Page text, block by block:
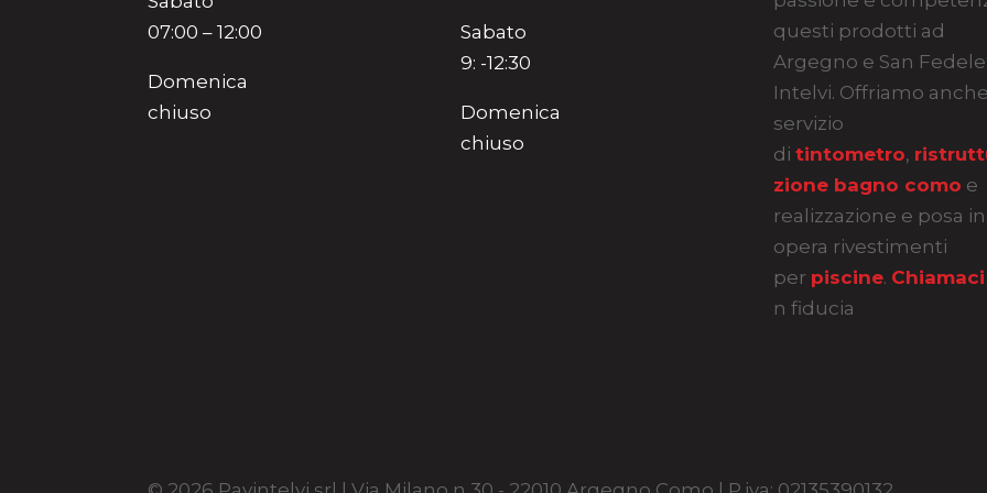
07:00 – 12:00
Domenica
chiuso
Sabato
9: -12:30
Domenica
chiuso
questi prodotti ad
Argegno e San
Intelvi. Offriamo anche
servizio
di tintometro,
zione bagno como e
realizzazione e posa in
opera rivestimenti
per piscine. Chiamaci
n fiducia